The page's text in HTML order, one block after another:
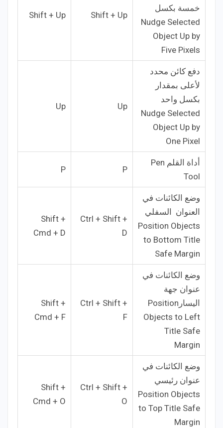
خمسة بكسل
Nudge Selected
Object Up by
Five Pixels
Shift + Up
Shift + Up
دفع كائن محدد
لأعلى بمقدار
بكسل واحد
Nudge Selected
Object Up by
One Pixel
Up
Up
أداة القلم Pen
Tool
P
P
وضع الكائنات في
العنوان السفلي
Position Objects
to Bottom Title
Safe Margin
Ctrl + Shift +
D
Shift +
Cmd + D
وضع الكائنات في
عنوان جهة
اليسارPosition
Objects to Left
Title Safe
Margin
Ctrl + Shift +
F
Shift +
Cmd + F
وضع الكائنات في
عنوان رئيسي
Position Objects
to Top Title Safe
Margin
Ctrl + Shift +
O
Shift +
Cmd + O